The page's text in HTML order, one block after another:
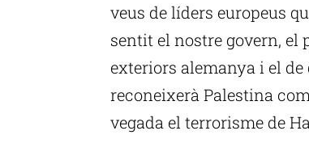
veus de líders europeus
sentit el nostre govern, el
exteriors alemanya i el
reconeixerà Palestina
vegada el terrorisme de